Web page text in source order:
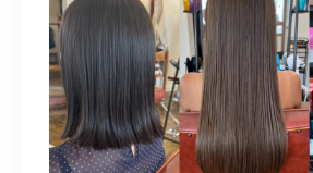
【an rio】営業時間 10:00～19:00
098-917-
【anrio MAR】営業時間 10:00～